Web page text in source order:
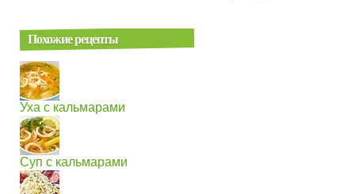
Похожие рецепты
Уха с кальмарами
Суп с кальмарами